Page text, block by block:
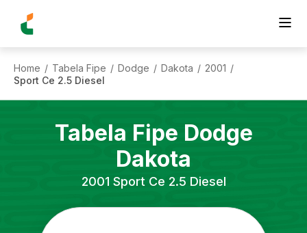
Home / Tabela Fipe / Dodge / Dakota / 2001 /
Sport Ce 2.5 Diesel
Tabela Fipe Dodge
Dakota
2001 Sport Ce 2.5 Diesel